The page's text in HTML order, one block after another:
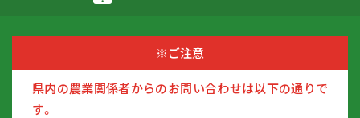
※ご注意
県内の農業関係者からのお問い合わせは以下の通りで
す。